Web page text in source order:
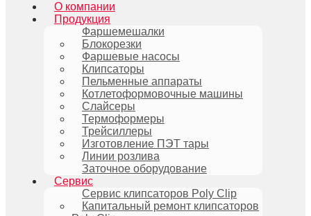
О компании
Продукция
Фаршемешалки
Блокорезки
Фаршевые насосы
Клипсаторы
Пельменные аппараты
Котлетоформовочные машины
Слайсеры
Термоформеры
Трейсиллеры
Изготовление ПЭТ тары
Линии розлива
Заточное оборудование
Сервис
Сервис клипсаторов Poly Clip
Капитальный ремонт клипсаторов